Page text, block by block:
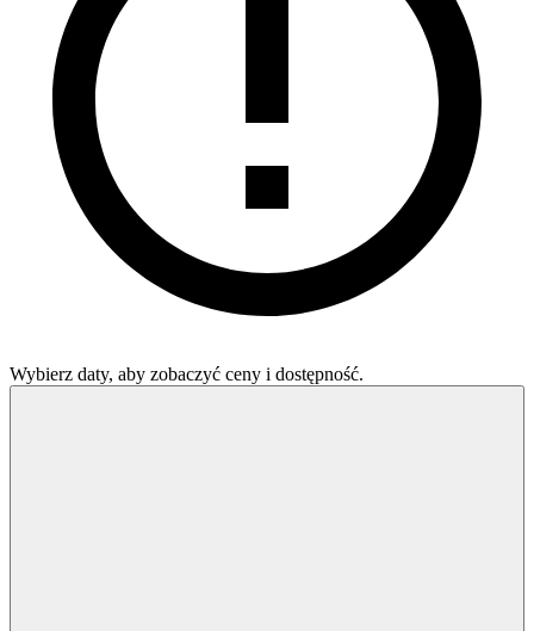
Wybierz daty, aby zobaczyć ceny i dostępność.